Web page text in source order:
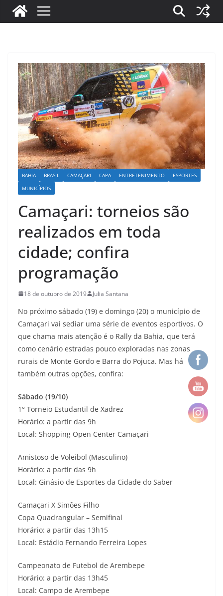
BAHIA BRASIL CAMAÇARI CAPA ENTRETENIMENTO
ESPORTES
MUNICÍPIOS
Camaçari: torneios são
realizados em toda
cidade; confira
programação
18 de outubro de 2019 Julia Santana
No próximo sábado (19) e domingo (20) o município de
Camaçari vai sediar uma série de eventos esportivos. O
que chama mais atenção é o Rally da Bahia, que terá
como cenário estradas pouco exploradas nas zonas
rurais de Monte Gordo e Barra do Pojuca. Mas há
também outras opções, confira:
Sábado (19/10)
1° Torneio Estudantil de Xadrez
Horário: a partir das 9h
Local: Shopping Open Center Camaçari
Amistoso de Voleibol (Masculino)
Horário: a partir das 9h
Local: Ginásio de Esportes da Cidade do Saber
Camaçari X Simões Filho
Copa Quadrangular – Semifinal
Horário: a partir das 13h15
Local: Estádio Fernando Ferreira Lopes
Campeonato de Futebol de Arembepe
Horário: a partir das 13h45
Local: Campo de Arembepe